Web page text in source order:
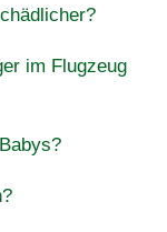
im Flugzeug